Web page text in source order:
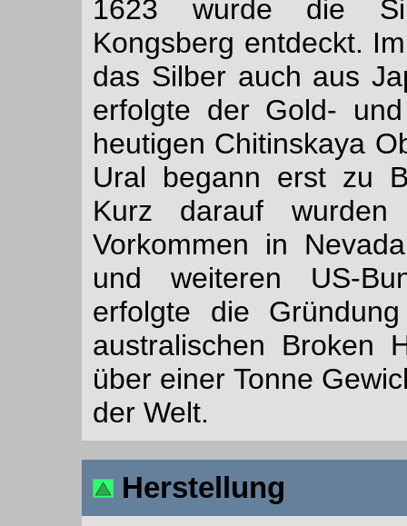
1623 wurde die
Kongsberg entdeckt.
das Silber auch aus
erfolgte der Gold-
heutigen Chitinskaya
Ural begann erst zu
Kurz darauf
Vorkommen in
und weiteren US-
erfolgte die
australischen Broken
über einer Tonne
der Welt.
Herstellung